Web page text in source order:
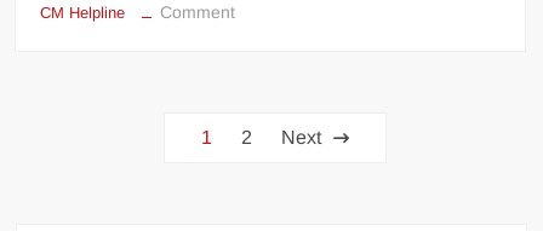
CM Helpline Commenton
निवारण
1 2 Next